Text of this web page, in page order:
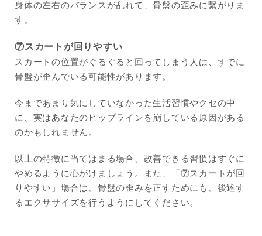
身体の左右のバランスが乱れて、骨盤の歪みに繋がりま
す。
⑦スカートが回りやすい
スカートの位置がぐるぐると回ってしまう人は、すでに
骨盤が歪んでいる可能性があります。
今まであまり気にしていなかった生活習慣やクセの中
に、実はあなたのヒップラインを崩している原因がある
のかもしれません。
以上の特徴に当てはまる場合、改善できる習慣はすぐに
やめるように心がけましょう。また、「⑦スカートが回
りやすい」場合は、骨盤の歪みを正すためにも、後述す
るエクササイズを行うようにしてください。